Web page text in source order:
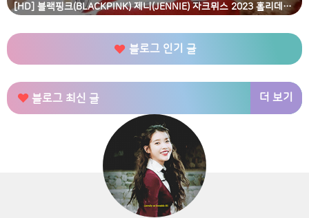
[HD] 블랙핑크(BLACKPINK) 제니(JENNIE) 자크뮈스 2023 홀리데이 캠페인 'Guirlande' 고화질 화보
블로그 인기 글
블로그 최신 글 더 보기